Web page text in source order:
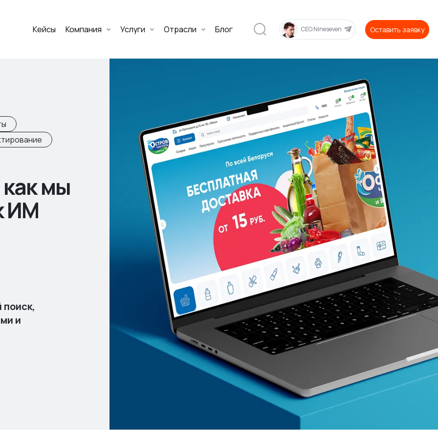
Кейсы Компания Услуги Отрасли Блог CEO Nineseven Оставить заявку
мы
ИМ
поиск,
и